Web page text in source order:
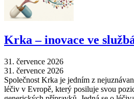
Krka –⁠ inovace ve
31. července 2026
31. července 2026
Společnost Krka je jedním z
léčiv v Evropě, který posiluje svou